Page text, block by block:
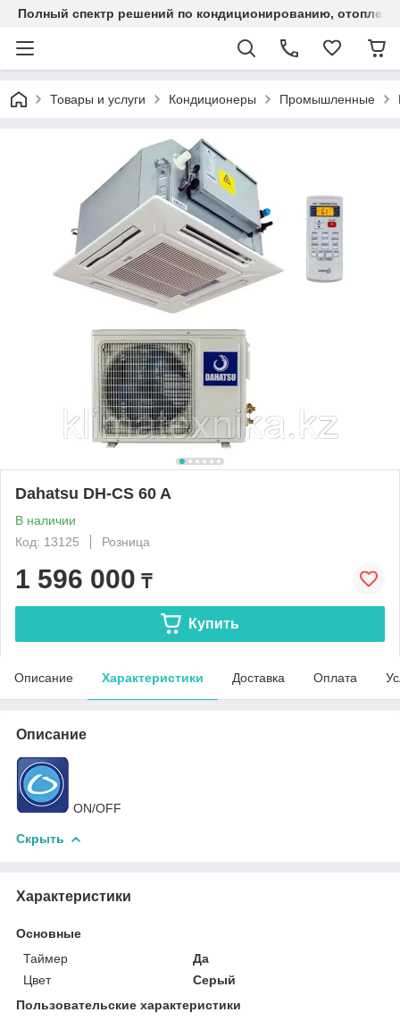
Полный спектр решений по кондиционированию,
Товары и услуги Кондиционеры Промышленные
Dahatsu DH-CS 60 A
В наличии
Код: 13125
Розница
1 596 000 ₸
Купить
Описание Характеристики Доставка Оплата
Описание
ON/OFF
Скрыть
Характеристики
Основные
Таймер
Да
Цвет
Серый
Пользовательские характеристики